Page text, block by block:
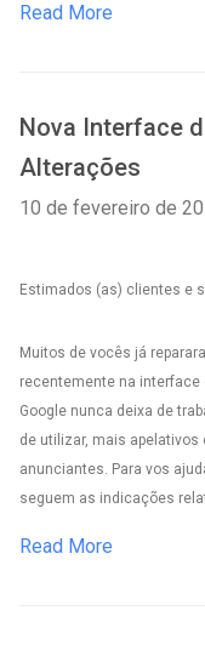
Read More
Nova Interface
Alterações
10 de fevereiro de
Estimados (as) clientes e
Muitos de vocês já
recentemente na interface
Google nunca deixa de
de utilizar, mais
anunciantes. Para vos
seguem as indicações
Read More